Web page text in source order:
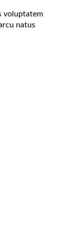
voluptatem
natus